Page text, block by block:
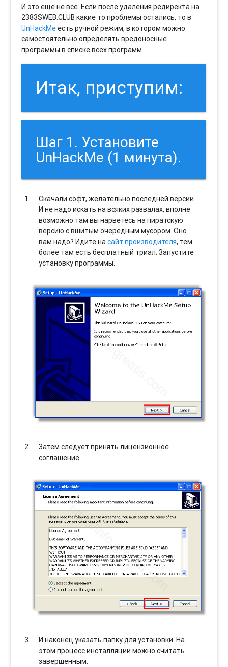
И это еще не все. Если после удаления редиректа на
2383SWEB.CLUB какие то проблемы остались, то в
UnHackMeесть ручной режим, в котором можно
самостоятельно определять вредоносные
программы в списке всех программ.
Итак, приступим:
Шаг 1. Установите
UnHackMe (1 минута).
Скачали софт, желательно последней версии.
И не надо искать на всяких развалах, вполне
возможно там вы нарветесь на пиратскую
версию с вшитым очередным мусором. Оно
вам надо? Идите насайт производителя, тем
более там есть бесплатный триал. Запустите
установку программы.
Затем следует принять лицензионное
соглашение.
И наконец указать папку для установки. На
этом процесс инсталляции можно считать
завершенным.